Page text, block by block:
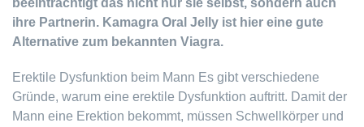
ihre Partnerin. Kamagra Oral Jelly ist hier eine gute
Alternative zum bekannten Viagra.
Erektile Dysfunktion beim Mann Es gibt verschiedene
Gründe, warum eine erektile Dysfunktion auftritt. Damit der
Mann eine Erektion bekommt, müssen Schwellkörper und